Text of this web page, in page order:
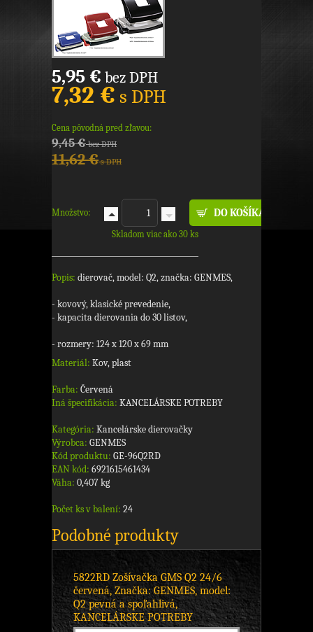
5,95 € bez DPH
7,32 € s DPH
Cena pôvodná pred zľavou:
9,45 €bez DPH
11,62 €s DPH
Množstvo:
Skladom viac ako 30 ks
Popis: dierovač, model: Q2, značka: GENMES,
- kovový, klasické prevedenie,
- kapacita dierovania do 30 listov,
- rozmery: 124 x 120 x 69 mm
Materiál: Kov, plast
Farba: Červená
Iná špecifikácia: KANCELÁRSKE POTREBY
Kategória: Kancelárske dierovačky
Výrobca: GENMES
Kód produktu: GE-96Q2RD
EAN kód: 6921615461434
Váha: 0,407 kg
Počet ks v balení: 24
Podobné produkty
5822RD Zošívačka GMS Q2 24/6
červená, Značka: GENMES, model:
Q2 pevná a spoľahlivá,
KANCELÁRSKE POTREBY